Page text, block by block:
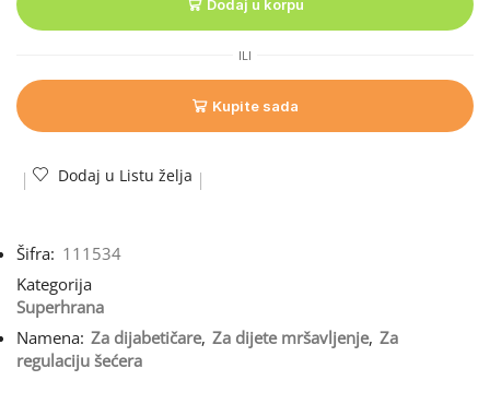
Dodaj u korpu
ILI
Kupite sada
Dodaj u Listu želja
Šifra: 111534
Kategorija
Superhrana
Namena: Za dijabetičare, Za dijete mršavljenje, Za
regulaciju šećera